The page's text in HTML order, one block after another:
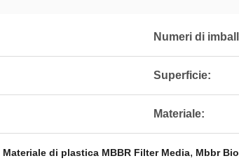
Numeri di
Superficie:
Materiale:
Materiale di plastica MBBR Filter Media, Mbbr